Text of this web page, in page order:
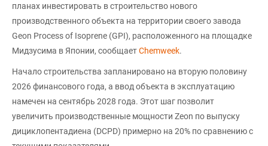
планах инвестировать в строительство нового
производственного объекта на территории своего завода
Geon Process of Isoprene (GPI), расположенного на площадке
Мидзусима в Японии, сообщаетChemweek.
Начало строительства запланировано на вторую половину
2026 финансового года, а ввод объекта в эксплуатацию
намечен на сентябрь 2028 года. Этот шаг позволит
увеличить производственные мощности Zeon по выпуску
дициклопентадиена (DCPD) примерно на 20% по сравнению с